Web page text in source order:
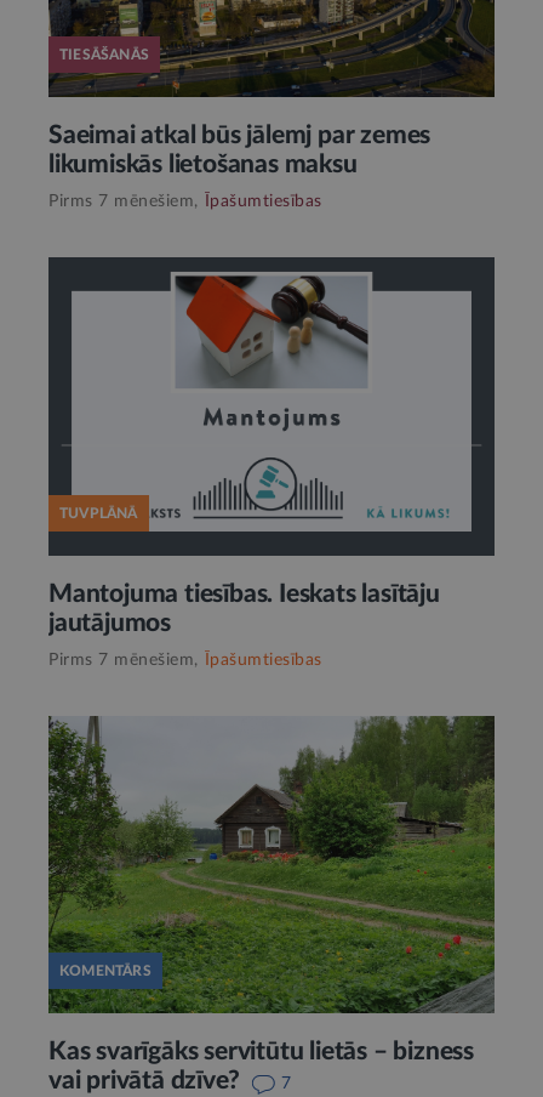
TIESĀŠANĀS
Saeimai atkal būs jālemj par zemes
likumiskās lietošanas maksu
Pirms 7 mēnešiem, Īpašumtiesības
TUVPLĀNĀ
Mantojuma tiesības. Ieskats lasītāju
jautājumos
Pirms 7 mēnešiem, Īpašumtiesības
KOMENTĀRS
Kas svarīgāks servitūtu lietās – bizness
vai privātā dzīve?
7